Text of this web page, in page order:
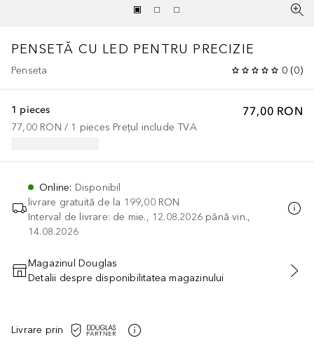
PENSETĂ CU LED PENTRU PRECIZIE
Penseta 0 (0)
77,00 RON
1 pieces
77,00 RON / 1 pieces Prețul include TVA
Online: Disponibil
livrare gratuită de la 199,00 RON
Interval de livrare: de mie., 12.08.2026 până vin.,
14.08.2026
ADĂUGAȚI ÎN COŞ
Magazinul Douglas
Detalii despre disponibilitatea magazinului
Livrare prin